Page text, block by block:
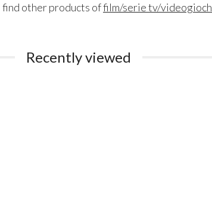
find other products offilm/serie tv/
Recently viewed